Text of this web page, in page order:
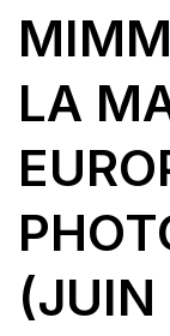
LA
(JUIN